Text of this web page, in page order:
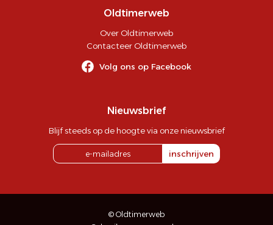
Oldtimerweb
Over Oldtimerweb
Contacteer Oldtimerweb
Volg ons op Facebook
Nieuwsbrief
Blijf steeds op de hoogte via onze nieuwsbrief
inschrijven
© Oldtimerweb